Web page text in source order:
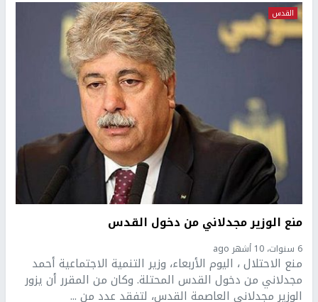
القدس
منع الوزير مجدلاني من دخول القدس
6 سنوات، 10 أشهر ago
منع الاحتلال ، اليوم الأربعاء، وزير التنمية الاجتماعية أحمد
مجدلاني من دخول القدس المحتلة. وكان من المقرر أن يزور
الوزير مجدلاني العاصمة القدس، لتفقد عدد من ...